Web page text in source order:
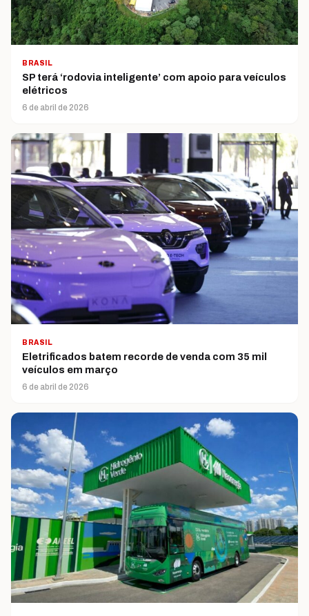
BRASIL
SP terá ‘rodovia inteligente’ com apoio para veículos
elétricos
6 de abril de 2026
BRASIL
Eletrificados batem recorde de venda com 35 mil
veículos em março
6 de abril de 2026